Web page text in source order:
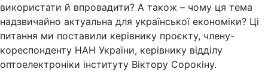
використати й впровадити? А також – чому ця тема
надзвичайно актуальна для української економіки? Ці
питання ми поставили керівнику проєкту, члену-
кореспонденту НАН України, керівнику відділу
оптоелектроніки інституту Віктору Сорокіну.